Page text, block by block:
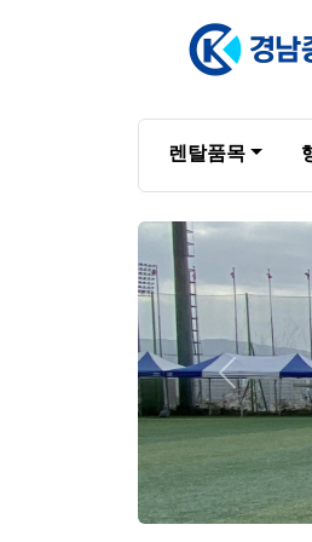
렌탈품목
Previous